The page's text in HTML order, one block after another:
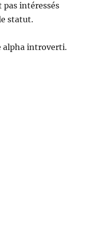
intéressés
statut.
alpha introverti.